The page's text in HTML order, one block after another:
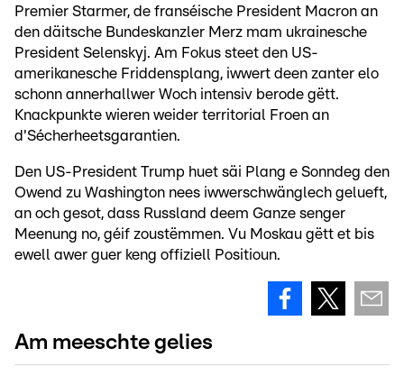
Premier Starmer, de franséische President Macron an
den däitsche Bundeskanzler Merz mam ukrainesche
President Selenskyj. Am Fokus steet den US-
amerikanesche Friddensplang, iwwert deen zanter elo
schonn annerhallwer Woch intensiv berode gëtt.
Knackpunkte wieren weider territorial Froen an
d'Sécherheetsgarantien.
Den US-President Trump huet säi Plang e Sonndeg den
Owend zu Washington nees iwwerschwänglech gelueft,
an och gesot, dass Russland deem Ganze senger
Meenung no, géif zoustëmmen. Vu Moskau gëtt et bis
ewell awer guer keng offiziell Positioun.
Am meeschte gelies